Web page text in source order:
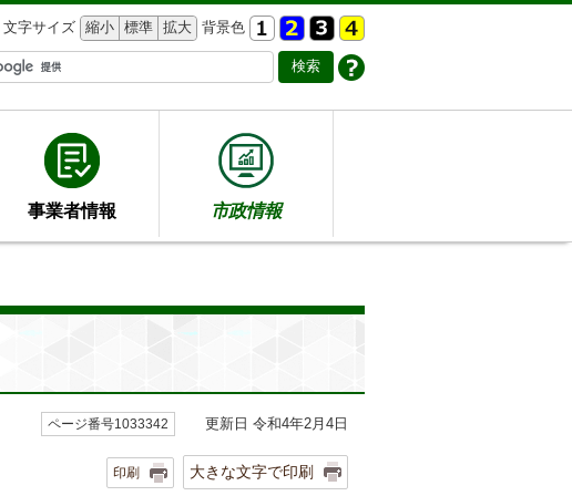
文字サイズ 縮小 標準 拡大 背景色
事業者情報 市政情報
ページ番号1033342 更新日 令和4年2月4日
印刷 大きな文字で印刷